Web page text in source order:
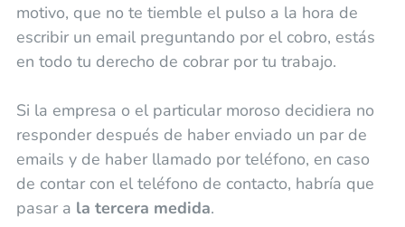
motivo, que no te tiemble el pulso a la hora de
escribir un email preguntando por el cobro, estás
en todo tu derecho de cobrar por tu trabajo.
Si la empresa o el particular moroso decidiera no
responder después de haber enviado un par de
emails y de haber llamado por teléfono, en caso
de contar con el teléfono de contacto, habría que
pasar a la tercera medida.